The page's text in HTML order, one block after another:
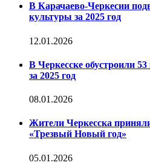
В Карачаево-Черкесии
культуры за 2025 год
12.01.2026
В Черкесске обустроили
за 2025 год
08.01.2026
Жители Черкесска
«Трезвый Новый год»
05.01.2026